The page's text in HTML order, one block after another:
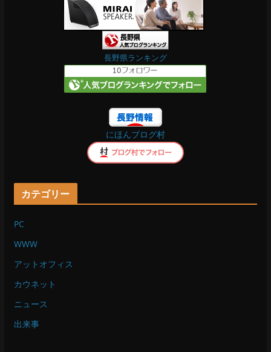
e
長野県ランキング
にほんブログ村
カテゴリー
PC
WWW
アットオフィス
カウネット
ニュース
出来事